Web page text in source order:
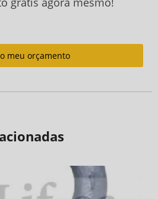
meu orçamento